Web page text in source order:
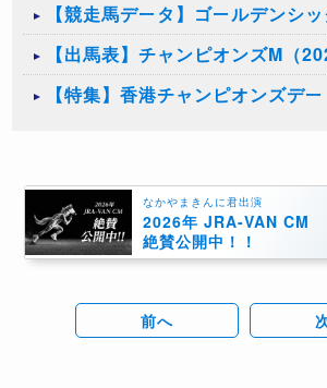
【競走馬データ】ゴールデンシ
【出馬表】チャンピオンズM（
【特集】香港チャンピオンズデー
なかやまきんに君出演
2026年 JRA-VAN CM
絶賛公開中！！
前へ